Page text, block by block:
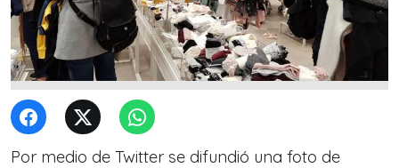
Por medio de Twitter se difundió una foto de